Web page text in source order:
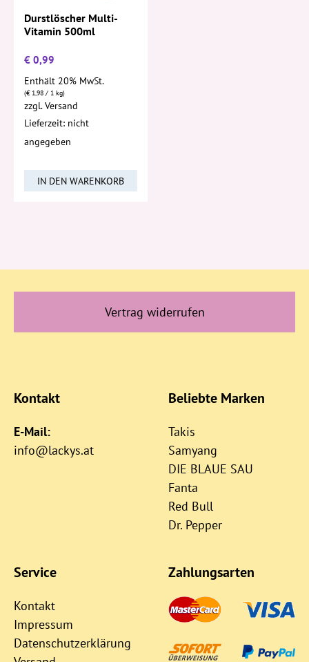
Durstlöscher Multi-
Vitamin 500ml
€ 0,99
Enthält 20% MwSt.
(€1,98 / 1 kg)
zzgl.Versand
Lieferzeit: nicht
angegeben
IN DEN WARENKORB
Vertrag widerrufen
Kontakt
E-Mail:
info@lackys.at
Beliebte Marken
Takis
Samyang
DIE BLAUE SAU
Fanta
Red Bull
Dr. Pepper
Service
Kontakt
Impressum
Datenschutzerklärung
Zahlungsarten